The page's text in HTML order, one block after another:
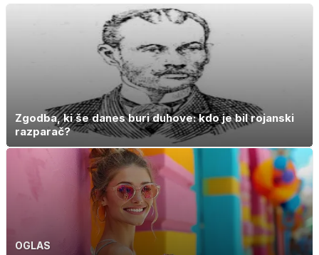
Zgodba, ki še danes buri duhove: kdo je bil rojanski
razparač?
OGLAS